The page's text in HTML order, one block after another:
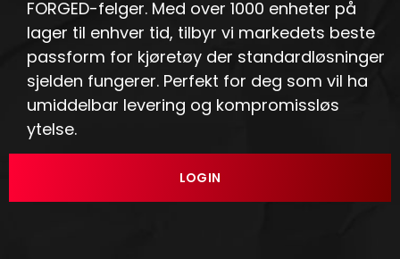
FORGED-felger. Med over 1000 enheter på
lager til enhver tid, tilbyr vi markedets beste
passform for kjøretøy der standardløsninger
sjelden fungerer. Perfekt for deg som vil ha
umiddelbar levering og kompromissløs
ytelse.
LOGIN